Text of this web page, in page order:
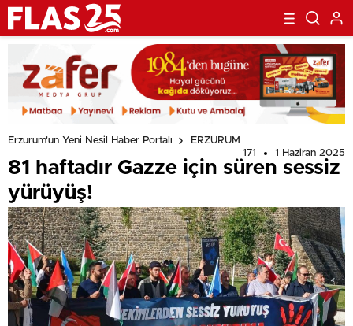
Erzurum'un Yeni Nesil Haber Portalı
ERZURUM
171
1 Haziran 2025
81 haftadır Gazze için süren sessiz
yürüyüş!